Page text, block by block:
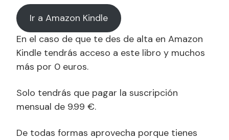
Ir a Amazon Kindle
En el caso de que te des de alta en Amazon
Kindle tendrás acceso a este libro y muchos
más por 0 euros.
Solo tendrás que pagar la suscripción
mensual de 9.99 €.
De todas formas aprovecha porque tienes